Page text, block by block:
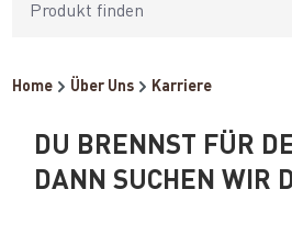
Home Über Uns Karriere
DU BRENNST FÜR
DANN SUCHEN WIR